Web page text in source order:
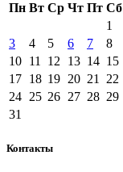
Пн Вт Ср Чт Пт Сб
1
3
4 5 6 7 8
10 11 12 13 14 15
17 18 19 20 21 22
24 25 26 27 28 29
31
Контакты